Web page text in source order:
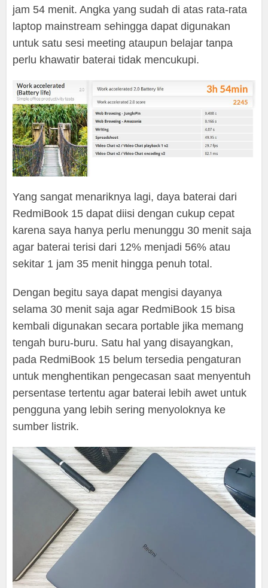
jam 54 menit. Angka yang sudah di atas rata-rata
laptop mainstream sehingga dapat digunakan
untuk satu sesi meeting ataupun belajar tanpa
perlu khawatir baterai tidak mencukupi.
Yang sangat menariknya lagi, daya baterai dari
RedmiBook 15 dapat diisi dengan cukup cepat
karena saya hanya perlu menunggu 30 menit saja
agar baterai terisi dari 12% menjadi 56% atau
sekitar 1 jam 35 menit hingga penuh total.
Dengan begitu saya dapat mengisi dayanya
selama 30 menit saja agar RedmiBook 15 bisa
kembali digunakan secara portable jika memang
tengah buru-buru. Satu hal yang disayangkan,
pada RedmiBook 15 belum tersedia pengaturan
untuk menghentikan pengecasan saat menyentuh
persentase tertentu agar baterai lebih awet untuk
pengguna yang lebih sering menyoloknya ke
sumber listrik.